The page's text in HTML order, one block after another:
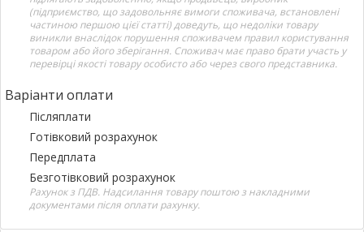
(підприємство, що задовольняє вимоги споживача, встановлені
частиною першою цієї статті) доведуть, що недоліки товару
виникли внаслідок порушення споживачем правил користування
товаром або його зберігання. Споживач має право брати участь у
перевірці якості товару особисто або через свого представника.
Варіанти оплати
Післяплати
Готівковий розрахунок
Передплата
Безготівковий розрахунок
Рахунок з ПДВ. Надсилання товару поштою з накладними
документами після оплати рахунку.